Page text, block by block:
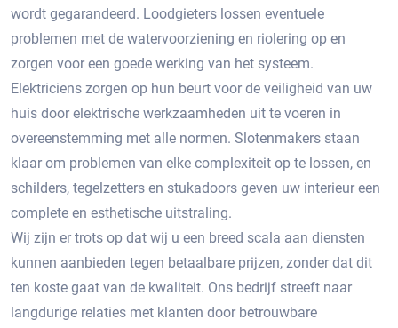
wordt gegarandeerd. Loodgieters lossen eventuele
problemen met de watervoorziening en riolering op en
zorgen voor een goede werking van het systeem.
Elektriciens zorgen op hun beurt voor de veiligheid van uw
huis door elektrische werkzaamheden uit te voeren in
overeenstemming met alle normen. Slotenmakers staan ​​
klaar om problemen van elke complexiteit op te lossen, en
schilders, tegelzetters en stukadoors geven uw interieur een
complete en esthetische uitstraling.
Wij zijn er trots op dat wij u een breed scala aan diensten
kunnen aanbieden tegen betaalbare prijzen, zonder dat dit
ten koste gaat van de kwaliteit. Ons bedrijf streeft naar
langdurige relaties met klanten door betrouwbare